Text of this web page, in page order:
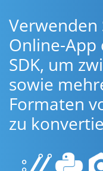
Verwenden
Online-App
SDK, um
sowie
Formaten
zu